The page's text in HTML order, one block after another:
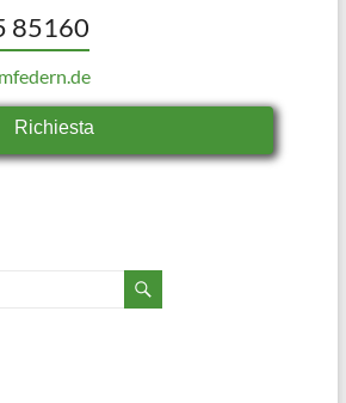
85160
Richiesta